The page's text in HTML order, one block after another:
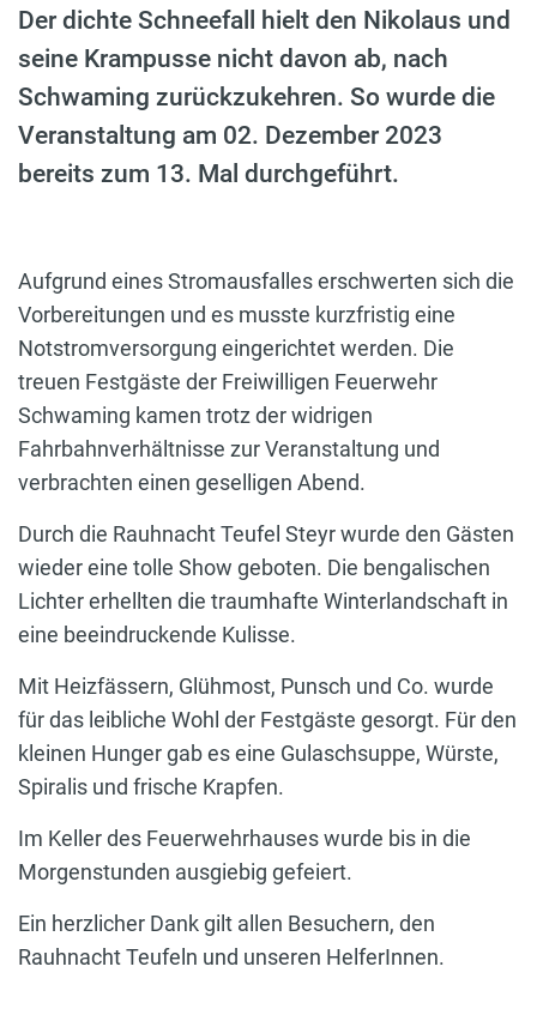
Der dichte Schneefall hielt den Nikolaus und
seine Krampusse nicht davon ab, nach
Schwaming zurückzukehren. So wurde die
Veranstaltung am 02. Dezember 2023
bereits zum 13. Mal durchgeführt.
Aufgrund eines Stromausfalles erschwerten sich die
Vorbereitungen und es musste kurzfristig eine
Notstromversorgung eingerichtet werden. Die
treuen Festgäste der Freiwilligen Feuerwehr
Schwaming kamen trotz der widrigen
Fahrbahnverhältnisse zur Veranstaltung und
verbrachten einen geselligen Abend.
Durch die Rauhnacht Teufel Steyr wurde den Gästen
wieder eine tolle Show geboten. Die bengalischen
Lichter erhellten die traumhafte Winterlandschaft in
eine beeindruckende Kulisse.
Mit Heizfässern, Glühmost, Punsch und Co. wurde
für das leibliche Wohl der Festgäste gesorgt. Für den
kleinen Hunger gab es eine Gulaschsuppe, Würste,
Spiralis und frische Krapfen.
Im Keller des Feuerwehrhauses wurde bis in die
Morgenstunden ausgiebig gefeiert.
Ein herzlicher Dank gilt allen Besuchern, den
Rauhnacht Teufeln und unseren HelferInnen.